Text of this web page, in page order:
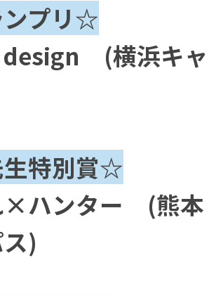
プリ☆
(横浜キャ
特別賞☆
×ハンター (熊本
)